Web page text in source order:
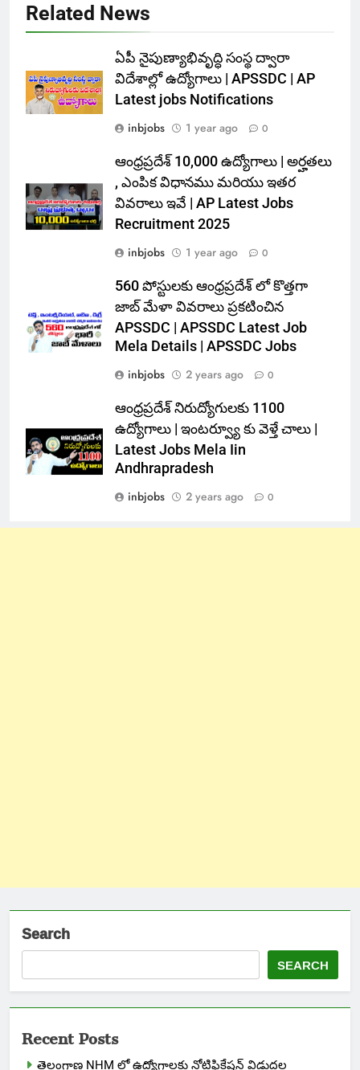
Related News
ఏపీ నైపుణ్యాభివృద్ధి సంస్థ ద్వారా
విదేశాల్లో ఉద్యోగాలు | APSSDC | AP
Latest jobs Notifications
inbjobs
1 year ago 0
ఆంధ్రప్రదేశ్ 10,000 ఉద్యోగాలు | అర్హతలు
, ఎంపిక విధానము మరియు ఇతర
వివరాలు ఇవే | AP Latest Jobs
Recruitment 2025
inbjobs
1 year ago 0
560 పోస్టులకు ఆంధ్రప్రదేశ్ లో కొత్తగా
జాబ్ మేళా వివరాలు ప్రకటించిన
APSSDC | APSSDC Latest Job
Mela Details | APSSDC Jobs
inbjobs
2 years ago 0
ఆంధ్రప్రదేశ్ నిరుద్యోగులకు 1100
ఉద్యోగాలు | ఇంటర్వ్యూ కు వెళ్తే చాలు |
Latest Jobs Mela Iin
Andhrapradesh
inbjobs
2 years ago 0
Search
SEARCH
Recent Posts
తెలంగాణ NHM లో ఉద్యోగాలకు నోటిఫికేషన్ విడుదల